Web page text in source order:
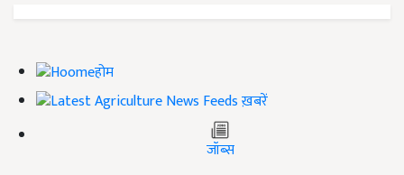
होम
ख़बरें
जॉब्स